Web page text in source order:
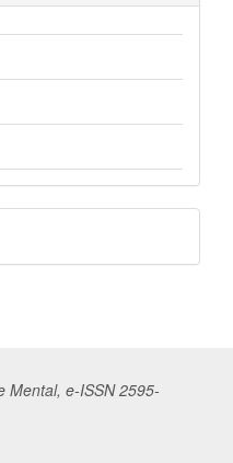
Mental, e-ISSN 2595-